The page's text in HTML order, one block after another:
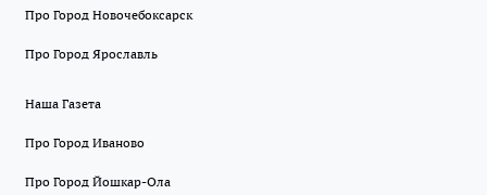
Про Город Новочебоксарск
Про Город Ярославль
Наша Газета
Про Город Иваново
Про Город Йошкар-Ола